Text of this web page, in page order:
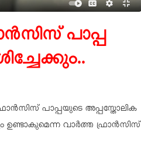
പാപ്പ
പാപ്പയുടെ അപ്പസ്തോലിക
ഉണ്ടാകുമെന്ന വാർത്ത ഫ്രാൻസിസ്